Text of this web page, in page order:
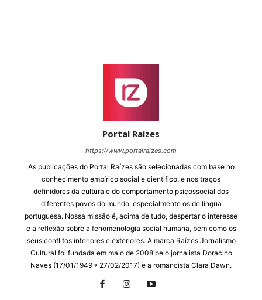
Portal Raízes
https://www.portalraizes.com
As publicações do Portal Raízes são selecionadas com base no
conhecimento empírico social e cientifico, e nos traços
definidores da cultura e do comportamento psicossocial dos
diferentes povos do mundo, especialmente os de língua
portuguesa. Nossa missão é, acima de tudo, despertar o interesse
e a reflexão sobre a fenomenologia social humana, bem como os
seus conflitos interiores e exteriores. A marca Raízes Jornalismo
Cultural foi fundada em maio de 2008 pelo jornalista Doracino
Naves (17/01/1949 * 27/02/2017) e a romancista Clara Dawn.